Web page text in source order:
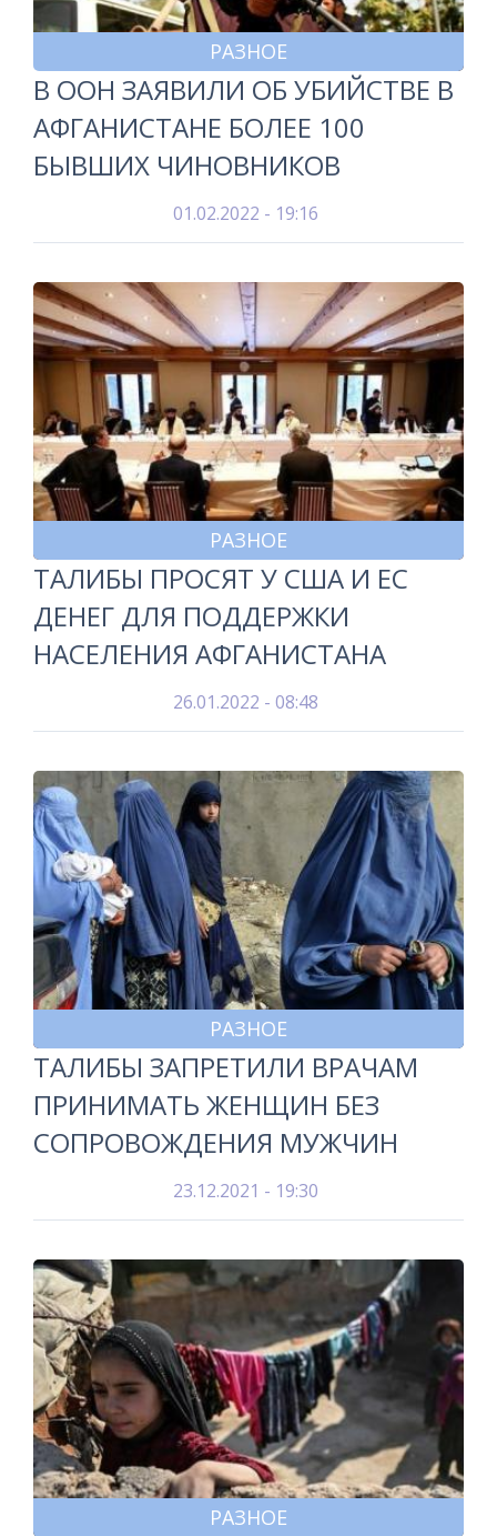
РАЗНОЕ
В ООН ЗАЯВИЛИ ОБ УБИЙСТВЕ В
АФГАНИСТАНЕ БОЛЕЕ 100
БЫВШИХ ЧИНОВНИКОВ
01.02.2022 - 19:16
РАЗНОЕ
ТАЛИБЫ ПРОСЯТ У США И ЕС
ДЕНЕГ ДЛЯ ПОДДЕРЖКИ
НАСЕЛЕНИЯ АФГАНИСТАНА
26.01.2022 - 08:48
РАЗНОЕ
ТАЛИБЫ ЗАПРЕТИЛИ ВРАЧАМ
ПРИНИМАТЬ ЖЕНЩИН БЕЗ
СОПРОВОЖДЕНИЯ МУЖЧИН
23.12.2021 - 19:30
РАЗНОЕ